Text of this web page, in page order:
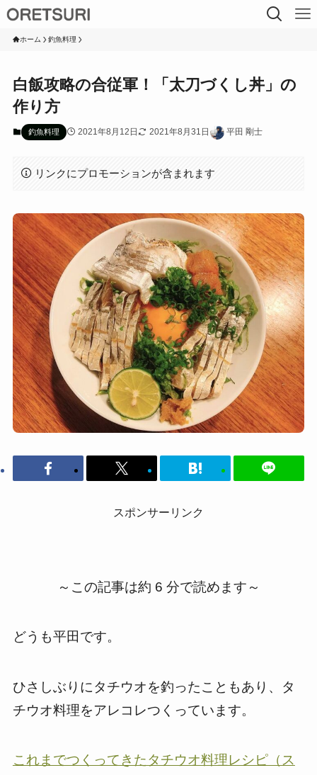
ホーム 釣魚料理
白飯攻略の合従軍！「太刀づくし丼」の
作り方
釣魚料理 2021年8月12日 2021年8月31日 平田 剛士
リンクにプロモーションが含まれます
スポンサーリンク
～この記事は約 6 分で読めます～
どうも平田です。
ひさしぶりにタチウオを釣ったこともあり、タ
チウオ料理をアレコレつくっています。
これまでつくってきたタチウオ料理レシピ（ス